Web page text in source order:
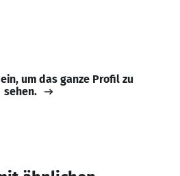
um das ganze Profil zu
sehen.